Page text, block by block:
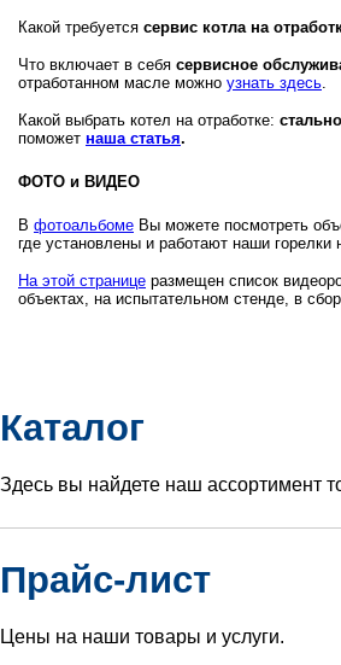
Какой требуется сервис котла на
Что включает в себя сервисное
отработанном масле можно узнать здесь
Какой выбрать котел на отработке:
поможет наша статья.
ФОТО и ВИДЕО
В фотоальбоме Вы можете посмотреть
где установлены и работают наши горелки
На этой странице размещен список
объектах, на испытательном стенде, в
Каталог
Здесь вы найдете наш ассортимент
Прайс-лист
Цены на наши товары и услуги.